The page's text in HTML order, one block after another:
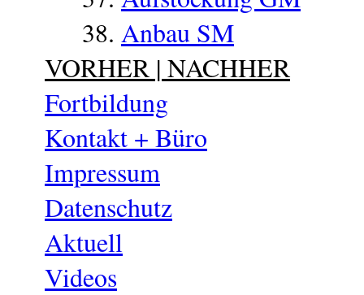
Anbau SM
VORHER | NACHHER
Fortbildung
Kontakt + Büro
Impressum
Datenschutz
Aktuell
Videos